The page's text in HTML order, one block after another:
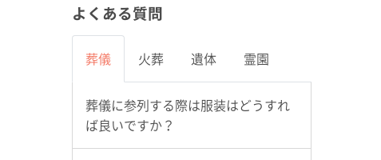
よくある質問
葬儀 火葬 遺体 霊園
葬儀に参列する際は服装はどうすれ
ば良いですか？